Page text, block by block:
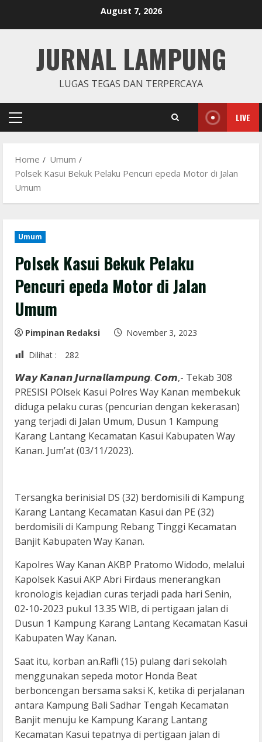
August 7, 2026
JURNAL LAMPUNG
LUGAS TEGAS DAN TERPERCAYA
Primary
LIVE
Home
Umum
Polsek Kasui Bekuk Pelaku Pencuri epeda Motor di Jalan
Umum
Umum
Polsek Kasui Bekuk Pelaku
Pencuri epeda Motor di Jalan
Umum
Pimpinan Redaksi
November 3, 2023
Dilihat :
282
𝙒𝙖𝙮 𝙆𝙖𝙣𝙖𝙣 𝙅𝙪𝙧𝙣𝙖𝙡𝙡𝙖𝙢𝙥𝙪𝙣𝙜. 𝘾𝙤𝙢,- Tekab 308
PRESISI POlsek Kasui Polres Way Kanan membekuk
diduga pelaku curas (pencurian dengan kekerasan)
yang terjadi di Jalan Umum, Dusun 1 Kampung
Karang Lantang Kecamatan Kasui Kabupaten Way
Kanan. Jum’at (03/11/2023).
Tersangka berinisial DS (32) berdomisili di Kampung
Karang Lantang Kecamatan Kasui dan PE (32)
berdomisili di Kampung Rebang Tinggi Kecamatan
Banjit Kabupaten Way Kanan.
Kapolres Way Kanan AKBP Pratomo Widodo, melalui
Kapolsek Kasui AKP Abri Firdaus menerangkan
kronologis kejadian curas terjadi pada hari Senin,
02-10-2023 pukul 13.35 WIB, di pertigaan jalan di
Dusun 1 Kampung Karang Lantang Kecamatan Kasui
Kabupaten Way Kanan.
Saat itu, korban an.Rafli (15) pulang dari sekolah
menggunakan sepeda motor Honda Beat
berboncengan bersama saksi K, ketika di perjalanan
antara Kampung Bali Sadhar Tengah Kecamatan
Banjit menuju ke Kampung Karang Lantang
Kecamatan Kasui tepatnya di pertigaan jalan di